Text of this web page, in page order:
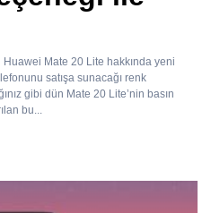
Huawei Mate 20 Lite hakkında yeni
satışa sunacağı renk
gibi dün Mate 20 Lite’nin basın
bu...